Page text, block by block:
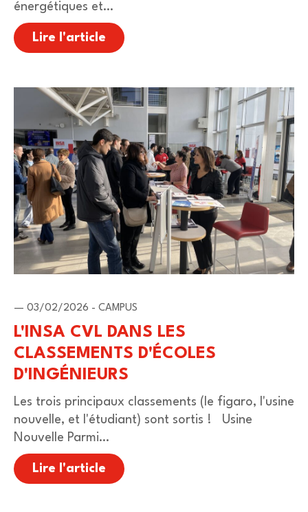
énergétiques et…
Lire l'article
— 03/02/2026 - CAMPUS
L'INSA CVL DANS LES
CLASSEMENTS D'ÉCOLES
D'INGÉNIEURS
Les trois principaux classements (le figaro, l'usine
nouvelle, et l'étudiant) sont sortis ! Usine
Nouvelle Parmi…
Lire l'article